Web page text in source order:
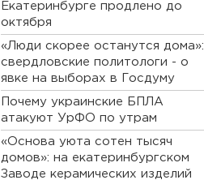
Екатеринбурге продлено до
октября
«Люди скорее останутся дома»:
свердловские политологи - о
явке на выборах в Госдуму
Почему украинские БПЛА
атакуют УрФО по утрам
«Основа уюта сотен тысяч
домов»: на екатеринбургском
Заводе керамических изделий